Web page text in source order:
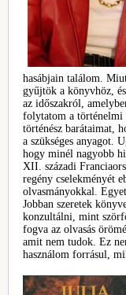
hasábjain találom.
gyűjtök a könyvhöz,
az időszakról,
folytatom a történelmi
történész barátaimat,
a szükséges anyagot.
hogy minél nagyobb
XII. századi
regény cselekményét
olvasmányokkal.
Jobban szeretek
konzultálni, mint
fogva az olvasás
amit nem tudok. Ez
használom forrásul,